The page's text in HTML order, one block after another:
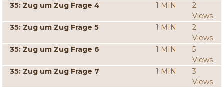
35: Zug um Zug Frage 4
1 MIN
2
Views
35: Zug um Zug Frage 5
1 MIN
2
Views
35: Zug um Zug Frage 6
1 MIN
5
Views
35: Zug um Zug Frage 7
1 MIN
3
Views